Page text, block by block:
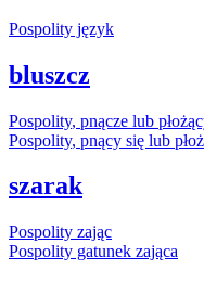
Pospolity język
bluszcz
Pospolity, pnącze lub
Pospolity, pnący się lub
szarak
Pospolity zając
Pospolity gatunek zająca